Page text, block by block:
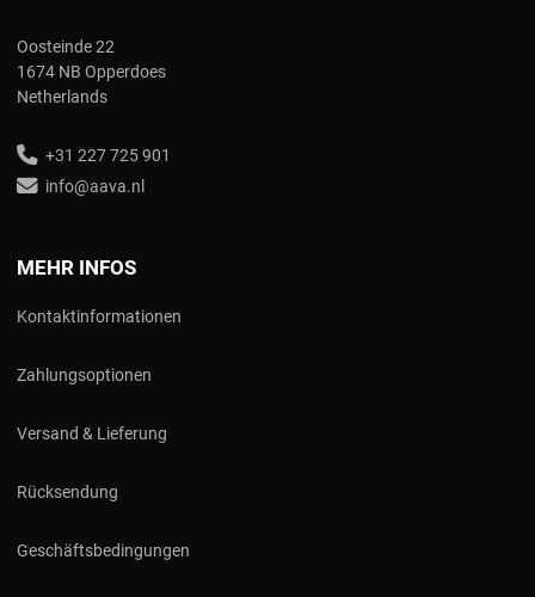
Oosteinde 22
1674 NB Opperdoes
Netherlands
+31 227 725 901
info@aava.nl
MEHR INFOS
Kontaktinformationen
Zahlungsoptionen
Versand & Lieferung
Rücksendung
Geschäftsbedingungen